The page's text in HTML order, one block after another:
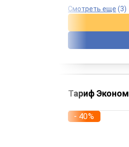
Смотреть еще (3)
Тариф Эконом
- 40%